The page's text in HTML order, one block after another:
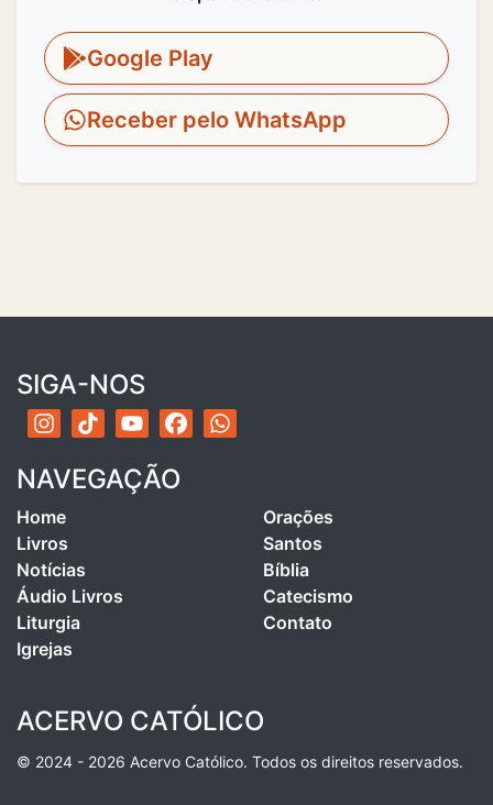
Google Play
Receber pelo WhatsApp
SIGA-NOS
NAVEGAÇÃO
Home
Livros
Notícias
Áudio Livros
Liturgia
Igrejas
Orações
Santos
Bíblia
Catecismo
Contato
ACERVO CATÓLICO
© 2024 - 2026 Acervo Católico. Todos os direitos reservados.